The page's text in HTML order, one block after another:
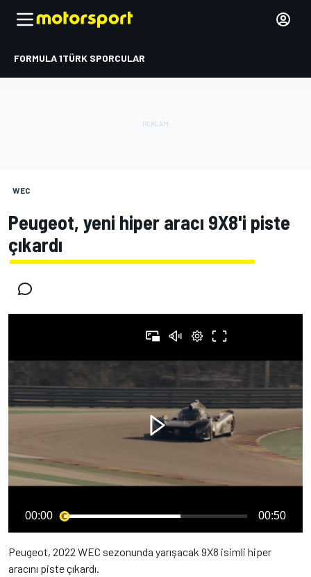
FORMULA 1TÜRK SPORCULAR
WEC
Peugeot, yeni hiper aracı 9X8'i piste
çıkardı
00:00 00:50
Peugeot, 2022 WEC sezonunda yarışacak 9X8 isimli hiper
aracını piste çıkardı.